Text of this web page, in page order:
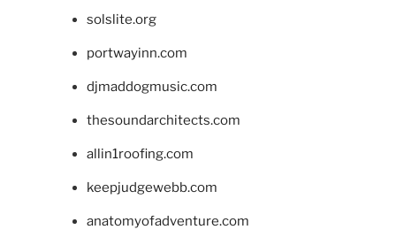
solslite.org
portwayinn.com
djmaddogmusic.com
thesoundarchitects.com
allin1roofing.com
keepjudgewebb.com
anatomyofadventure.com